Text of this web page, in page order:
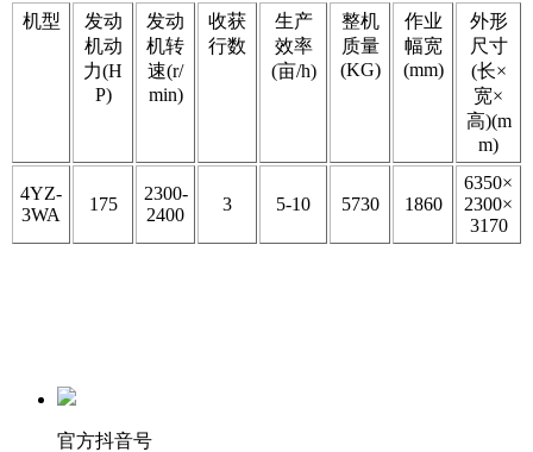
机型
发动
机动
力(H
P)
发动
机转
速(r/
min)
收获
行数
生产
效率
(亩/h)
整机
质量
(KG)
作业
幅宽
(mm)
外形
尺寸
(长×
宽×
高)(m
m)
4YZ-
3WA
175
2300-
2400
3 5-10 5730 1860
6350×
2300×
3170
官方抖音号